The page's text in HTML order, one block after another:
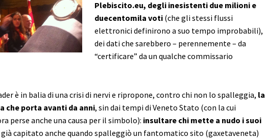
Plebiscito.eu, degli inesistenti due milioni e
duecentomila voti(che gli stessi flussi
elettronici definirono a suo tempo improbabili),
dei dati che sarebbero – perennemente – da
“certificare” da un qualche commissario
è in balia di una crisi di nervi e ripropone, contro chi non lo spalleggia, la
che porta avanti da anni, sin dai tempi di Veneto Stato (con la cui
perse anche una causa per il simbolo): insultare chi mette a nudo i suoi
capitato anche quando spalleggiò un fantomatico sito (gaxetaveneta)